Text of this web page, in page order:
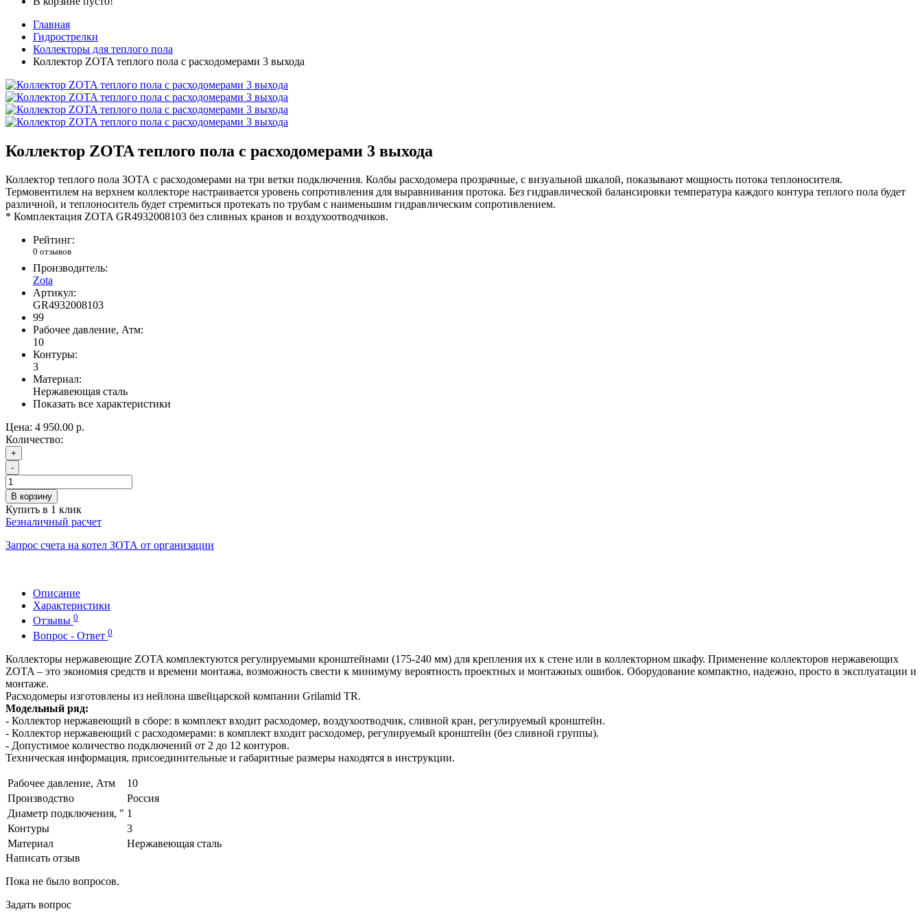
Главная
Гидрострелки
Коллекторы для теплого пола
Коллектор ZOTA теплого пола с расходомерами 3 выхода
Коллектор ZOTA теплого пола с расходомерами 3 выхода
Коллектор теплого пола ЗОТА с расходомерами на три ветки подключения. Колбы расходомера прозрачные, с визуальной шкалой, показывают мощность потока теплоносителя.
Термовентилем на верхнем коллекторе настраивается уровень сопротивления для выравнивания протока. Без гидравлической балансировки температура каждого контура теплого пола будет
различной, и теплоноситель будет стремиться протекать по трубам с наименьшим гидравлическим сопротивлением.
* Комплектация ZOTA GR4932008103 без сливных кранов и воздухоотводчиков.
Рейтинг:
0 отзывов
Производитель:
Zota
Артикул:
GR4932008103
99
Рабочее давление, Атм:
10
Контуры:
3
Материал:
Нержавеющая сталь
Показать все характеристики
Цена: 4 950.00 р.
Количество:
+
-
В корзину
Купить в 1 клик
Безналичный расчет
Запрос счета на котел ЗОТА от организации
Описание
Характеристики
Отзывы 0
Вопрос - Ответ 0
Коллекторы нержавеющие ZOTA комплектуются регулируемыми кронштейнами (175-240 мм) для крепления их к стене или в коллекторном шкафу. Применение коллекторов нержавеющих
ZOTA – это экономия средств и времени монтажа, возможность свести к минимуму вероятность проектных и монтажных ошибок. Оборудование компактно, надежно, просто в эксплуатации и
монтаже.
Расходомеры изготовлены из нейлона швейцарской компании Grilamid TR.
Модельный ряд:
- Коллектор нержавеющий в сборе: в комплект входит расходомер, воздухоотводчик, сливной кран, регулируемый кронштейн.
- Коллектор нержавеющий с расходомерами: в комплект входит расходомер, регулируемый кронштейн (без сливной группы).
- Допустимое количество подключений от 2 до 12 контуров.
Техническая информация, присоединительные и габаритные размеры находятся в инструкции.
Рабочее давление, Атм
10
Производство
Россия
Диаметр подключения, " 1
Контуры
3
Материал
Нержавеющая сталь
Написать отзыв
Пока не было вопросов.
Задать вопрос